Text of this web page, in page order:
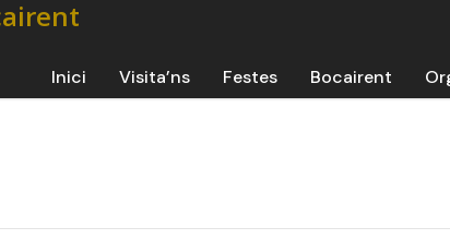
Inici Visita’ns Festes Bocairent